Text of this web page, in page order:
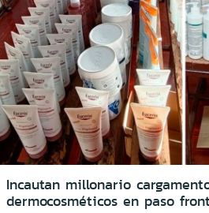
Incautan millonario
dermocosméticos en paso